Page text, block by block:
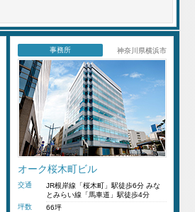
事務所 神奈川県横浜市
オーク桜木町ビル
交通
JR根岸線「桜木町」駅徒歩6分 みな
とみらい線「馬車道」駅徒歩4分
坪数
66坪